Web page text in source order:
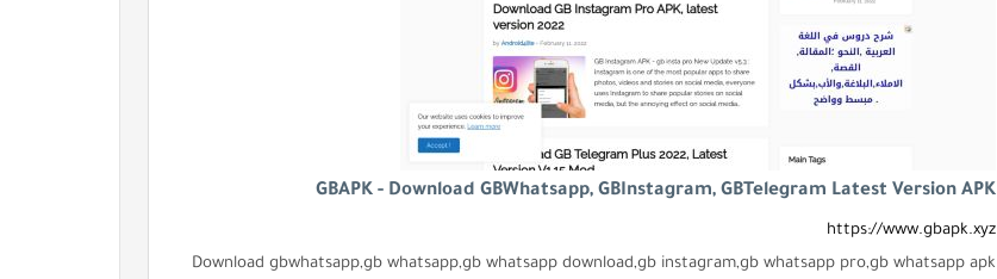
GBAPK - Download GBWhatsapp, GBInstagram, GBTelegram Latest Version APK
https://www.gbapk.xyz
Download gbwhatsapp,gb whatsapp,gb whatsapp download,gb instagram,gb whatsapp pro,gb whatsapp apk